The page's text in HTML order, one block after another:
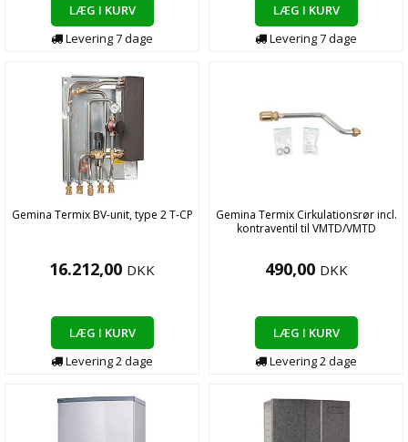
LÆG I KURV
Levering7dage
LÆG I KURV
Levering7dage
Gemina Termix BV-unit, type 2 T-CP
16.212,00 DKK
LÆG I KURV
Levering2dage
Gemina Termix Cirkulationsrør incl.
kontraventil til VMTD/VMTD
490,00 DKK
LÆG I KURV
Levering2dage